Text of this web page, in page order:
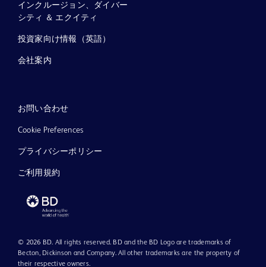
インクルージョン、ダイバー
シティ ＆ エクイティ
投資家向け情報（英語）
会社案内
お問い合わせ
Cookie Preferences
プライバシーポリシー
ご利用規約
© 2026 BD. All rights reserved. BD and the BD Logo are trademarks of
Becton, Dickinson and Company. All other trademarks are the property of
their respective owners.